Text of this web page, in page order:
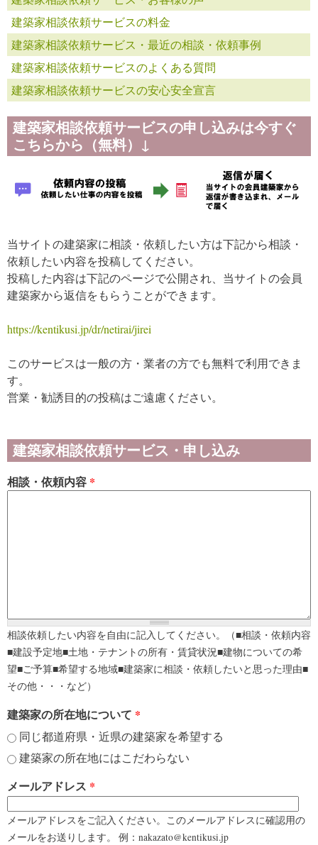
建築家相談依頼サービスの料金
建築家相談依頼サービス・最近の相談・依頼事例
建築家相談依頼サービスのよくある質問
建築家相談依頼サービスの安心安全宣言
建築家相談依頼サービスの申し込みは今すぐ
こちらから（無料）↓
当サイトの建築家に相談・依頼したい方は下記から相談・
依頼したい内容を投稿してください。
投稿した内容は下記のページで公開され、当サイトの会員
建築家から返信をもらうことができます。
https://kentikusi.jp/dr/netirai/jirei
このサービスは一般の方・業者の方でも無料で利用できま
す。
営業・勧誘目的の投稿はご遠慮ください。
建築家相談依頼サービス・申し込み
相談・依頼内容 *
相談依頼したい内容を自由に記入してください。（■相談・依頼内容
■建設予定地■土地・テナントの所有・賃貸状況■建物についての希
望■ご予算■希望する地域■建築家に相談・依頼したいと思った理由■
その他・・・など）
建築家の所在地について *
同じ都道府県・近県の建築家を希望する
建築家の所在地にはこだわらない
メールアドレス *
メールアドレスをご記入ください。このメールアドレスに確認用の
メールをお送りします。 例：nakazato@kentikusi.jp